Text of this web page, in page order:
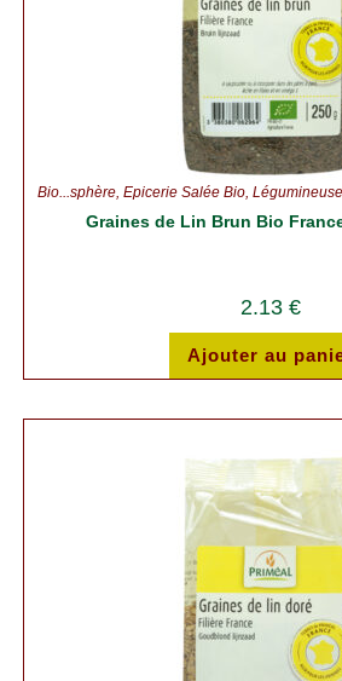
Bio...sphère, Épicerie Salée Bio,
Graines de Lin Brun Bio
2.13 €
Ajouter au